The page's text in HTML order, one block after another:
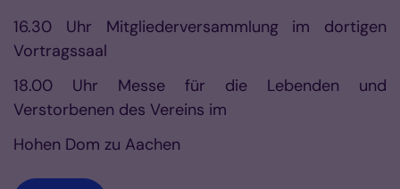
16.30 Uhr Mitgliederversammlung im dortigen
Vortragssaal
18.00 Uhr Messe für die Lebenden und
Verstorbenen des Vereins im
Hohen Dom zu Aachen